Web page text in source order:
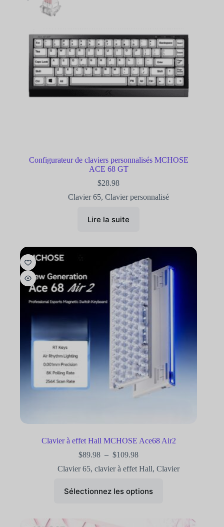
Configurateur de claviers personnalisés MCHOSE
ACE 68 GT
$28.98
Clavier 65,Clavier personnalisé
Lire la suite
Clavier à effet Hall MCHOSE Ace68 Air2
$89.98 – $109.98
Clavier 65,clavier à effet Hall,Clavier
Sélectionnez les options